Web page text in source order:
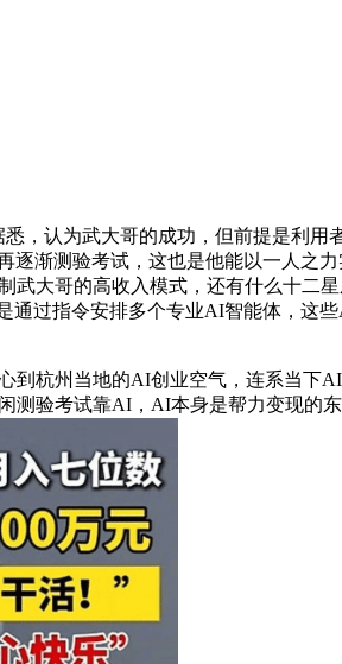
悉，认为武大哥的成功，但前提是利用
渐测验考试，这也是他能以一人之
大哥的高收入模式，还有什么十二
过指令安排多个专业AI智能体，这
杭州当地的AI创业空气，连系当下
验考试靠AI，AI本身是帮力变现的